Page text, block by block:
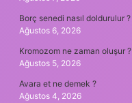
Borç senedi nasıl doldurulur ?
Ağustos 6, 2026
Kromozom ne zaman oluşur ?
Ağustos 5, 2026
Avara et ne demek ?
Ağustos 4, 2026